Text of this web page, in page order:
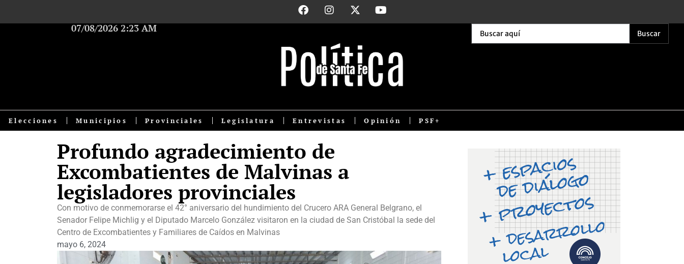
07/08/2026 2:23 AM Buscar
Elecciones Municipios Provinciales Legislatura Entrevistas Opinión PSF+
Profundo agradecimiento de
Excombatientes de Malvinas a
legisladores provinciales
Con motivo de conmemorarse el 42° aniversario del hundimiento del Crucero ARA General Belgrano, el
Senador Felipe Michlig y el Diputado Marcelo González visitaron en la ciudad de San Cristóbal la sede del
Centro de Excombatientes y Familiares de Caídos en Malvinas
mayo 6, 2024